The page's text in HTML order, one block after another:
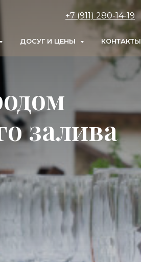
+7 (911) 280-14-19
ДОСУГ И ЦЕНЫ КОНТАКТЫ
залива